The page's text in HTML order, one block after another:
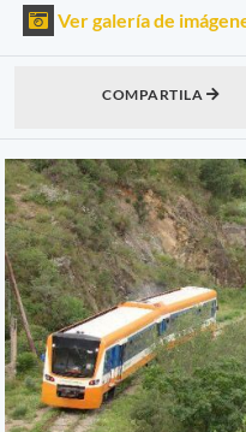
Ver galería de
COMPARTILA